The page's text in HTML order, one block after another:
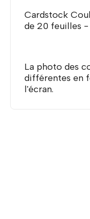
Cardstock
de 20 feuilles
La photo des
différentes en
l'écran.